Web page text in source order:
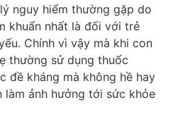
nguy hiểm thường gặp do
khuẩn nhất là đối với trẻ
Chính vì vậy mà khi con
thường sử dụng thuốc
đề kháng mà không hề hay
làm ảnh hưởng tới sức khỏe